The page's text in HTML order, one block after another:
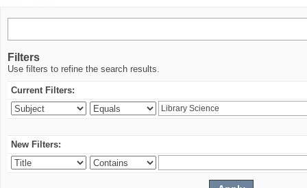
Filters
Use filters to refine the search results.
Current Filters:
New Filters: